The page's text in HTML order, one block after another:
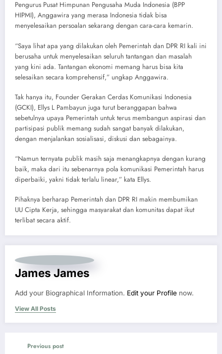
Pengurus Pusat Himpunan Pengusaha Muda Indonesia (BPP
HIPMI), Anggawira yang merasa Indonesia tidak bisa
menyelesaikan persoalan sekarang dengan cara-cara kemarin.
“Saya lihat apa yang dilakukan oleh Pemerintah dan DPR RI kali ini
berusaha untuk menyelesaikan seluruh tantangan dan masalah
yang kini ada. Tantangan ekonomi memang harus bisa kita
selesaikan secara komprehensif,” ungkap Anggawira.
Tak hanya itu, Founder Gerakan Cerdas Komunikasi Indonesia
(GCKI), Ellys L Pambayun juga turut beranggapan bahwa
sebetulnya upaya Pemerintah untuk terus membangun aspirasi dan
partisipasi publik memang sudah sangat banyak dilakukan,
dengan menjalankan sosialisasi, diskusi dan sebagainya.
“Namun ternyata publik masih saja menangkapnya dengan kurang
baik, maka dari itu sebenarnya pola komunikasi Pemerintah harus
diperbaiki, yakni tidak terlalu linear,” kata Ellys.
Pihaknya berharap Pemerintah dan DPR RI makin membumikan
UU Cipta Kerja, sehingga masyarakat dan komunitas dapat ikut
terlibat secara aktif.
James James
Add your Biographical Information. Edit your Profile now.
View All Posts
Previous post